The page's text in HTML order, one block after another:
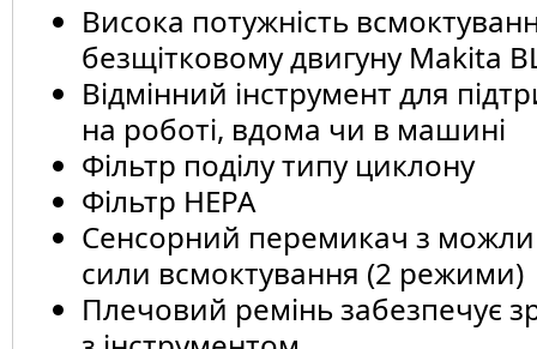
Висока потужність
безщітковому двигуну Makita
Відмінний інструмент для
на роботі, вдома чи в машині
Фільтр поділу типу циклону
Фільтр HEPA
Сенсорний перемикач з
сили всмоктування (2 режими)
Плечовий ремінь забезпечує